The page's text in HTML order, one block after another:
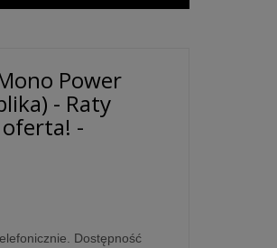
Power
- Raty
-
Dostępność